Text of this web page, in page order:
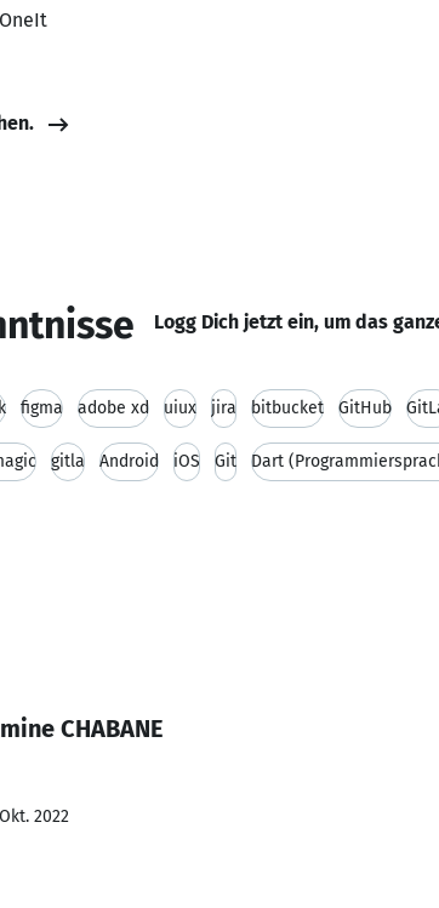
Logg Dich jetzt ein, um das
figma adobe xd uiux jira bitbucket GitHub
gitla Android iOS Git Dart
CHABANE
2022